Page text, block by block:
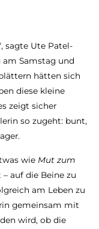
sagte Ute Patel-
am Samstag und
hätten sich
diese kleine
zeigt sicher
so zugeht: bunt,
wie Mut zum
auf die Beine zu
am Leben zu
gemeinsam mit
wird, ob die